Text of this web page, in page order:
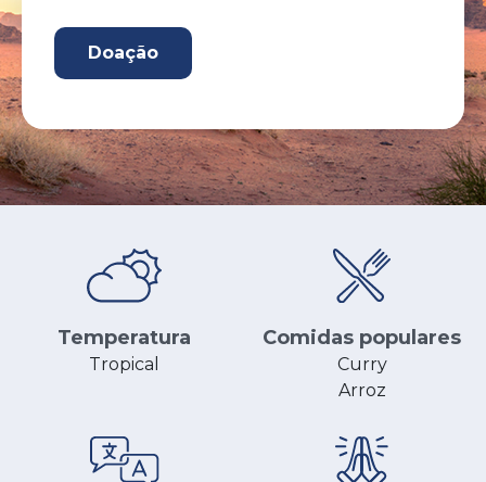
Doação
Temperatura
Tropical
Comidas populares
Curry
Arroz